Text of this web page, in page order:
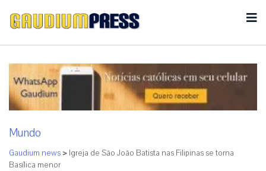
Mundo
Gaudium news > Igreja de São João Batista nas Filipinas se torna
Basílica menor